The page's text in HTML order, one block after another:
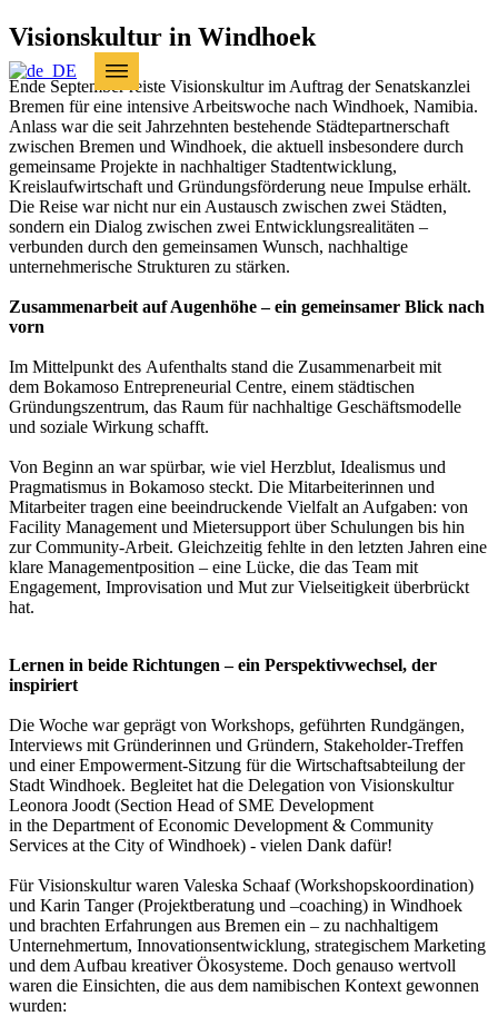
Visionskultur in Windhoek
Ende September reiste Visionskultur im Auftrag der Senatskanzlei
Bremen für eine intensive Arbeitswoche nach Windhoek, Namibia.
Anlass war die seit Jahrzehnten bestehende Städtepartnerschaft
zwischen Bremen und Windhoek, die aktuell insbesondere durch
gemeinsame Projekte in nachhaltiger Stadtentwicklung,
Kreislaufwirtschaft und Gründungsförderung neue Impulse erhält.
Die Reise war nicht nur ein Austausch zwischen zwei Städten,
sondern ein Dialog zwischen zwei Entwicklungsrealitäten –
verbunden durch den gemeinsamen Wunsch, nachhaltige
unternehmerische Strukturen zu stärken.
Zusammenarbeit auf Augenhöhe – ein gemeinsamer Blick nach
vorn
Im Mittelpunkt des Aufenthalts stand die Zusammenarbeit mit
dem Bokamoso Entrepreneurial Centre, einem städtischen
Gründungszentrum, das Raum für nachhaltige Geschäftsmodelle
und soziale Wirkung schafft.
Von Beginn an war spürbar, wie viel Herzblut, Idealismus und
Pragmatismus in Bokamoso steckt. Die Mitarbeiterinnen und
Mitarbeiter tragen eine beeindruckende Vielfalt an Aufgaben: von
Facility Management und Mietersupport über Schulungen bis hin
zur Community-Arbeit. Gleichzeitig fehlte in den letzten Jahren eine
klare Managementposition – eine Lücke, die das Team mit
Engagement, Improvisation und Mut zur Vielseitigkeit überbrückt
hat.
Lernen in beide Richtungen – ein Perspektivwechsel, der
inspiriert
Die Woche war geprägt von Workshops, geführten Rundgängen,
Interviews mit Gründerinnen und Gründern, Stakeholder-Treffen
und einer Empowerment-Sitzung für die Wirtschaftsabteilung der
Stadt Windhoek. Begleitet hat die Delegation von Visionskultur
Leonora Joodt (Section Head of SME Development
in the Department of Economic Development & Community
Services at the City of Windhoek) - vielen Dank dafür!
Für Visionskultur waren Valeska Schaaf (Workshopskoordination)
und Karin Tanger (Projektberatung und –coaching) in Windhoek
und brachten Erfahrungen aus Bremen ein – zu nachhaltigem
Unternehmertum, Innovationsentwicklung, strategischem Marketing
und dem Aufbau kreativer Ökosysteme. Doch genauso wertvoll
waren die Einsichten, die aus dem namibischen Kontext gewonnen
wurden: